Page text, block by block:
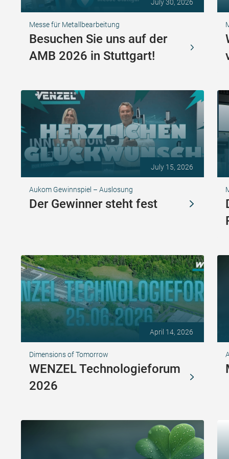
July 30, 2026
Messe für Metallbearbeitung
Besuchen Sie uns auf der
AMB 2026 in Stuttgart!
July 15, 2026
Aukom Gewinnspiel – Auslosung
Der Gewinner steht fest
April 14, 2026
Dimensions of Tomorrow
WENZEL Technologieforum
2026